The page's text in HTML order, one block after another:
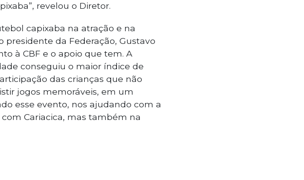
revelou o Diretor.
capixaba na atração e na
da Federação, Gustavo
à CBF e o apoio que tem. A
conseguiu o maior índice de
das crianças que não
jogos memoráveis, em um
esse evento, nos ajudando com a
Cariacica, mas também na